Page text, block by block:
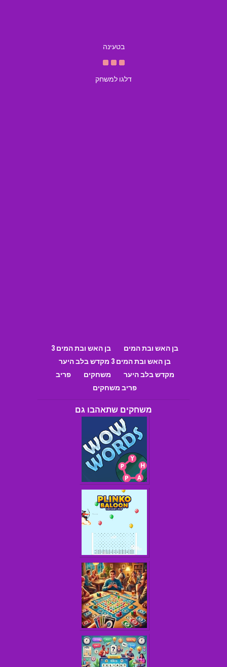
בטעינה
דלגו למשחק
בן האש ובת המים
בן האש ובת המים 3
בן האש ובת המים 3 מקדש בלב היער
מקדש בלב היער
משחקים
פריב
פריב משחקים
משחקים שתאהבו גם